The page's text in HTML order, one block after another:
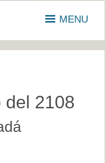
MENU
del 2108